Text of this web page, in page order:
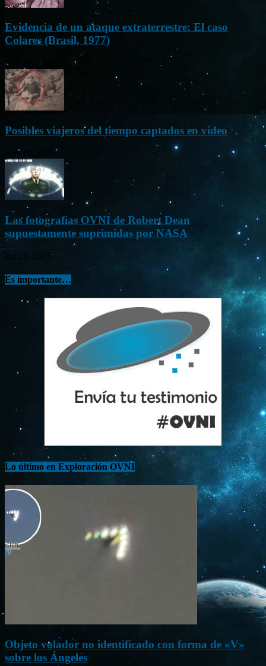
Evidencia de un ataque extraterrestre: El caso
Colares (Brasil, 1977)
Ene 21, 2012
Posibles viajeros del tiempo captados en vídeo
Abr 13, 2013
Las fotografías OVNI de Robert Dean
supuestamente suprimidas por NASA
Es importante…
Lo último en Exploración OVNI
Objeto volador no identificado con forma de «V»
sobre los Ángeles